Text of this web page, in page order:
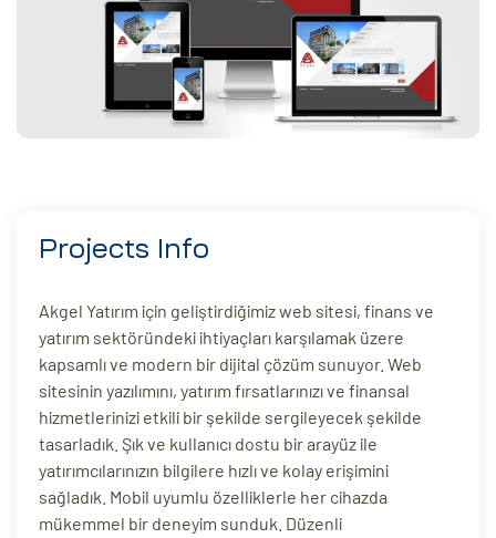
Projects Info
Akgel Yatırım için geliştirdiğimiz web sitesi, finans ve
yatırım sektöründeki ihtiyaçları karşılamak üzere
kapsamlı ve modern bir dijital çözüm sunuyor. Web
sitesinin yazılımını, yatırım fırsatlarınızı ve finansal
hizmetlerinizi etkili bir şekilde sergileyecek şekilde
tasarladık. Şık ve kullanıcı dostu bir arayüz ile
yatırımcılarınızın bilgilere hızlı ve kolay erişimini
sağladık. Mobil uyumlu özelliklerle her cihazda
mükemmel bir deneyim sunduk. Düzenli